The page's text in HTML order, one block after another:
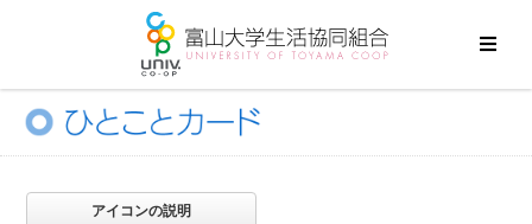
アイコンの説明